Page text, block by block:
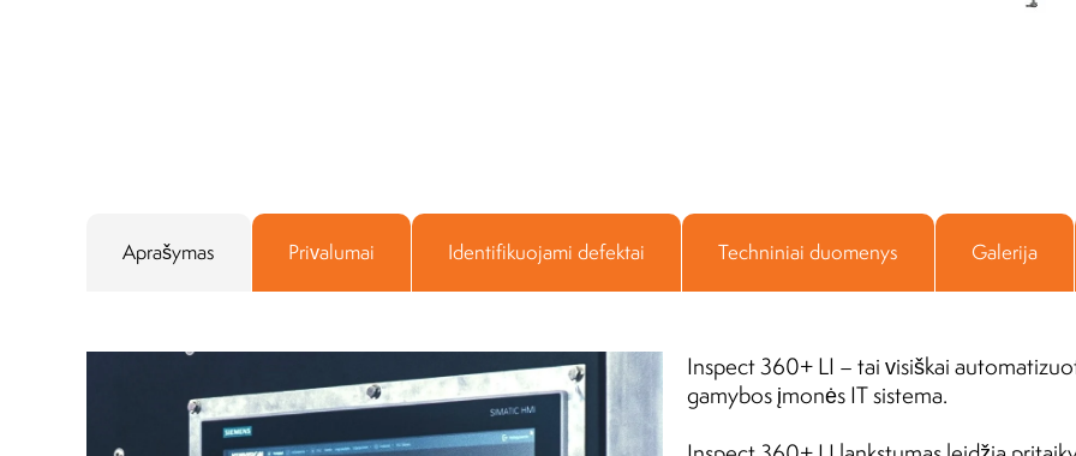
Aprašymas Privalumai Identifikuojami defektai Techniniai duomenys Galerija
Inspect 360+ LI – tai visiškai
gamybos įmonės IT sistema.